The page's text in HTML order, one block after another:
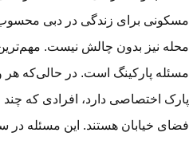
برای زندگی در دبی محسوب
نیز بدون چالش نیست. مهم‌ترین
پارکینگ است. در حالی‌که هر
اختصاصی دارد، افرادی که چند
خیابان هستند. این مسئله در